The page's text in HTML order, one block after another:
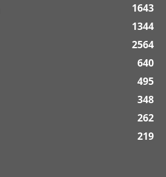
1643
1344
2564
640
495
348
262
219